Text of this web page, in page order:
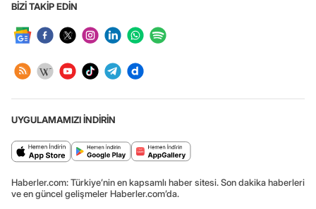
BİZİ TAKİP EDİN
UYGULAMAMIZI İNDİRİN
Haberler.com: Türkiye’nin en kapsamlı haber sitesi. Son dakika haberleri
ve en güncel gelişmeler Haberler.com’da.